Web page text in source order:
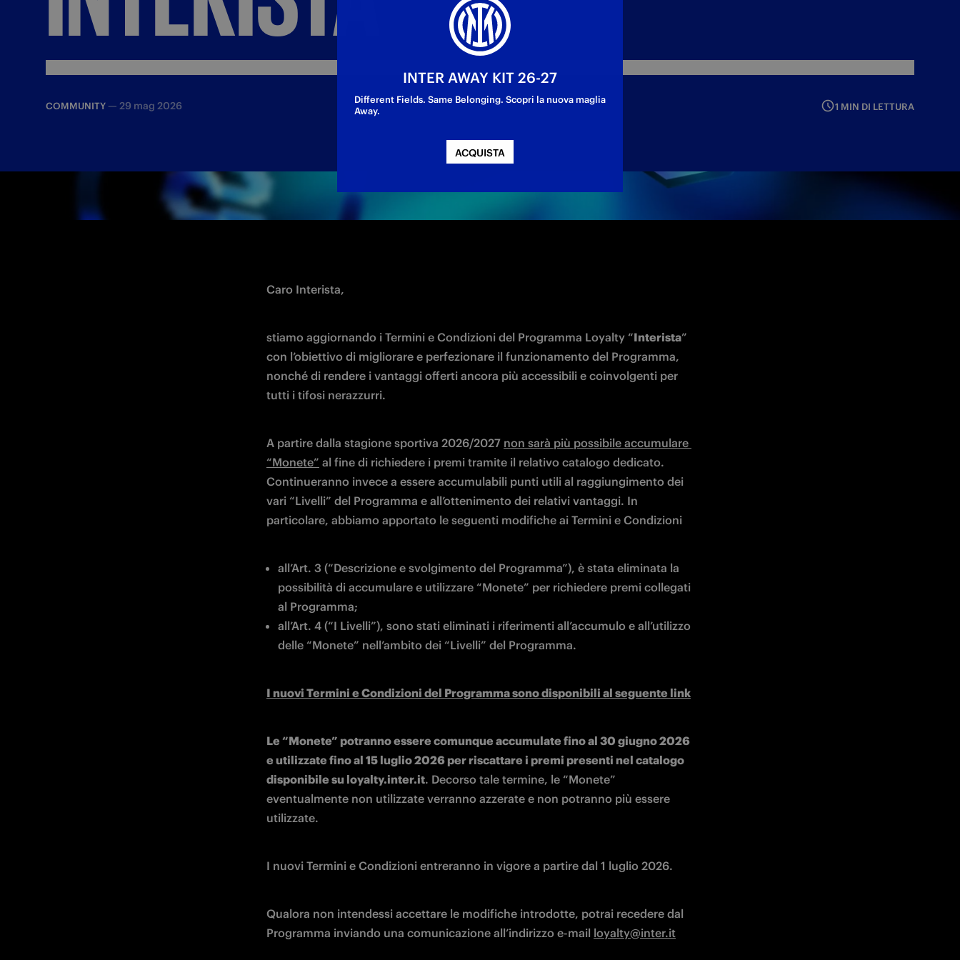
COMMUNITY — 29 mag 2026 1 MIN DI LETTURA
Caro Interista,
stiamo aggiornando i Termini e Condizioni del Programma Loyalty “Interista”
con l’obiettivo di migliorare e perfezionare il funzionamento del Programma,
nonché di rendere i vantaggi offerti ancora più accessibili e coinvolgenti per
tutti i tifosi nerazzurri.
A partire dalla stagione sportiva 2026/2027 non sarà più possibile accumulare
“Monete” al fine di richiedere i premi tramite il relativo catalogo dedicato.
Continueranno invece a essere accumulabili punti utili al raggiungimento dei
vari “Livelli” del Programma e all’ottenimento dei relativi vantaggi. In
particolare, abbiamo apportato le seguenti modifiche ai Termini e Condizioni
all’Art. 3 (“Descrizione e svolgimento del Programma”), è stata eliminata la
possibilità di accumulare e utilizzare “Monete” per richiedere premi collegati
al Programma;
all’Art. 4 (“I Livelli”), sono stati eliminati i riferimenti all’accumulo e all’utilizzo
delle “Monete” nell’ambito dei “Livelli” del Programma.
I nuovi Termini e Condizioni del Programma sono disponibili al seguente link
Le “Monete” potranno essere comunque accumulate fino al 30 giugno 2026
e utilizzate fino al 15 luglio 2026 per riscattare i premi presenti nel catalogo
disponibile su loyalty.inter.it. Decorso tale termine, le “Monete”
eventualmente non utilizzate verranno azzerate e non potranno più essere
utilizzate.
I nuovi Termini e Condizioni entreranno in vigore a partire dal 1 luglio 2026.
Qualora non intendessi accettare le modifiche introdotte, potrai recedere dal
Programma inviando una comunicazione all’indirizzo e-mail loyalty@inter.it
INTER AWAY KIT 26-27
Different Fields. Same Belonging. Scopri la nuova maglia
Away.
ACQUISTA